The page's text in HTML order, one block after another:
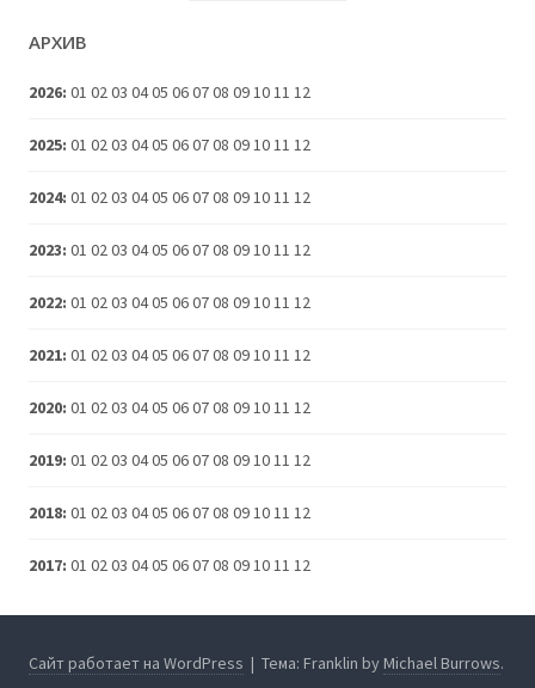
АРХИВ
2026: 01 0203 0405 060708 091011 12
2025: 01 0203 0405 060708 091011 12
2024: 01 0203 0405 060708 091011 12
2023: 01 0203 0405 060708 091011 12
2022: 01 0203 0405 060708 091011 12
2021: 01 0203 0405 060708 091011 12
2020: 01 0203 0405 060708 091011 12
2019: 01 0203 0405 060708 091011 12
2018: 01 0203 0405 060708 091011 12
2017: 01 0203 0405 060708 091011 12
Сайт работает на WordPress | Тема: Franklin byMichael Burrows.